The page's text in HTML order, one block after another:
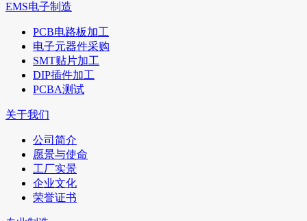
EMS电子制造
PCB电路板加工
电子元器件采购
SMT贴片加工
DIP插件加工
PCBA测试
关于我们
公司简介
愿景与使命
工厂实景
企业文化
荣誉证书